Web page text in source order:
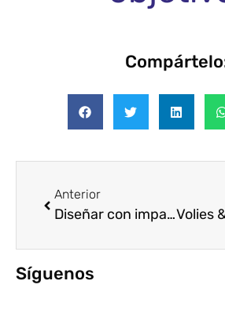
Anterior
Diseñar con impacto: así fue la «masterclass» sobre estrategia de voluntariado corporativo
Síguenos